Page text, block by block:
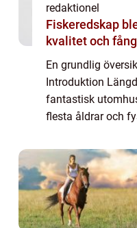
redaktionel
Fiskeredskap blekinge
kvalitet och
En grundlig
Introduktion
fantastisk
flesta åldrar och
översikt av hur
inklusive oli...